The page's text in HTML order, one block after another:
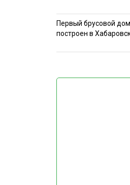
Первый брусовой
построен в